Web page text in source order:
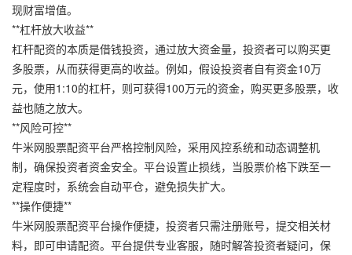
现财富增值。
**杠杆放大收益**
杠杆配资的本质是借钱投资，通过放大资金量，投资者可以购买更
多股票，从而获得更高的收益。例如，假设投资者自有资金10万
元，使用1:10的杠杆，则可获得100万元的资金，购买更多股票，收
益也随之放大。
**风险可控**
牛米网股票配资平台严格控制风险，采用风控系统和动态调整机
制，确保投资者资金安全。平台设置止损线，当股票价格下跌至一
定程度时，系统会自动平仓，避免损失扩大。
**操作便捷**
牛米网股票配资平台操作便捷，投资者只需注册账号，提交相关材
料，即可申请配资。平台提供专业客服，随时解答投资者疑问，保